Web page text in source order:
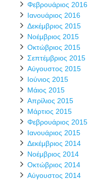
Φεβρουάριος 2016
Ιανουάριος 2016
Δεκέμβριος 2015
Νοέμβριος 2015
Οκτώβριος 2015
Σεπτέμβριος 2015
Αύγουστος 2015
Ιούνιος 2015
Μάιος 2015
Απρίλιος 2015
Μάρτιος 2015
Φεβρουάριος 2015
Ιανουάριος 2015
Δεκέμβριος 2014
Νοέμβριος 2014
Οκτώβριος 2014
Αύγουστος 2014